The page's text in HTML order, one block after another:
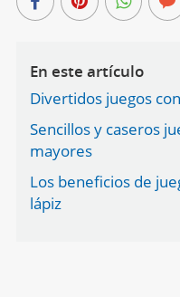
En este artículo
Divertidos juegos
Sencillos y caseros
mayores
Los beneficios de
lápiz